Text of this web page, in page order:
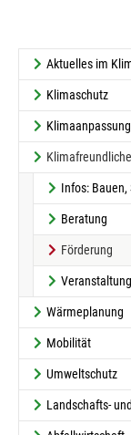
Aktuelles im
Klimaschutz
Klimaanpassung
Infos: Bauen,
Beratung
Förderung
Wärmeplanung
Mobilität
Umweltschutz
Landschafts-